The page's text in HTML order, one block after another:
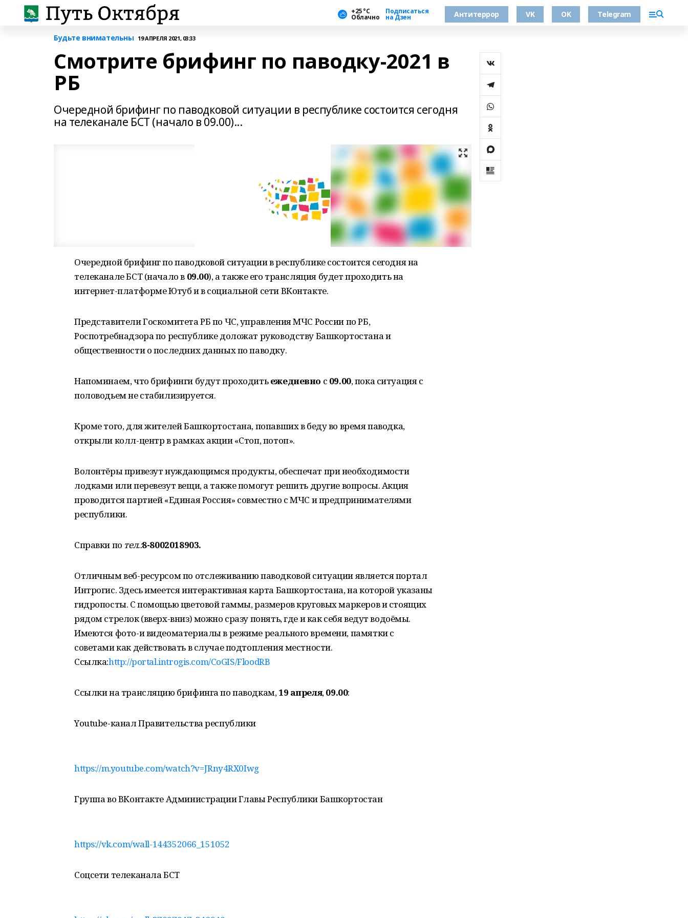
+25 °С
Облачно
Подписаться
на Дзен Антитеррор VK OK Telegram
Будьте внимательны 19 АПРЕЛЯ 2021, 03:33
Смотрите брифинг по паводку-2021 в
РБ
Очередной брифинг по паводковой ситуации в республике состоится сегодня
на телеканале БСТ (начало в 09.00)...
Очередной брифинг по паводковой ситуации в республике состоится сегодня на
телеканале БСТ (начало в 09.00), а также его трансляция будет проходить на
интернет-платформе Ютуб и в социальной сети ВКонтакте.
Представители Госкомитета РБ по ЧС, управления МЧС России по РБ,
Роспотребнадзора по республике доложат руководству Башкортостана и
общественности о последних данных по паводку.
Напоминаем, что брифинги будут проходитьежедневно с 09.00, пока ситуация с
половодьем не стабилизируется.
Кроме того, для жителей Башкортостана, попавших в беду во время паводка,
открыли колл-центр в рамках акции «Стоп, потоп».
Волонтёры привезут нуждающимся продукты, обеспечат при необходимости
лодками или перевезут вещи, а также помогут решить другие вопросы. Акция
проводится партией «Единая Россия» совместно с МЧС и предпринимателями
республики.
Справки по тел.:8-8002018903.
Отличным веб-ресурсом по отслеживанию паводковой ситуации является портал
Интрогис. Здесь имеется интерактивная карта Башкортостана, на которой указаны
гидропосты. С помощью цветовой гаммы, размеров круговых маркеров и стоящих
рядом стрелок (вверх-вниз) можно сразу понять, где и как себя ведут водоёмы.
Имеются фото-и видеоматериалы в режиме реального времени, памятки с
советами как действовать в случае подтопления местности.
Ссылка:http://portal.introgis.com/CoGIS/FloodRB
Ссылки на трансляцию брифинга по паводкам,19 апреля,09.00:
Yоutube-канал Правительства республики
https://m.youtube.com/watch?v=JRny4RX0Iwg
Группа во ВКонтакте Администрации Главы Республики Башкортостан
https://vk.com/wall-144352066_151052
Соцсети телеканала БСТ